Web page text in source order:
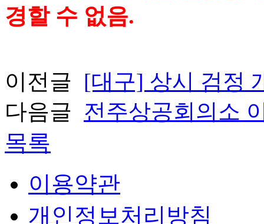
경할 수 없음.
이전글 [대구] 상시 검정
다음글 전주상공회의소
목록
이용약관
개인정보처리방침